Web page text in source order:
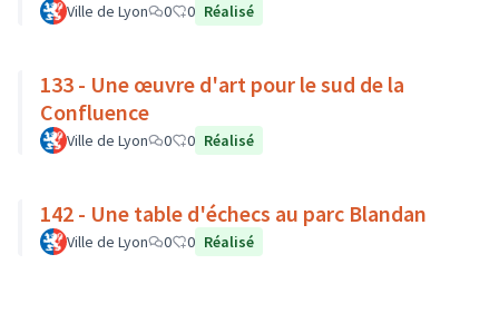
Ville de Lyon 0 0 Réalisé
133 - Une œuvre d'art pour le sud de la
Confluence
Ville de Lyon 0 0 Réalisé
142 - Une table d'échecs au parc Blandan
Ville de Lyon 0 0 Réalisé